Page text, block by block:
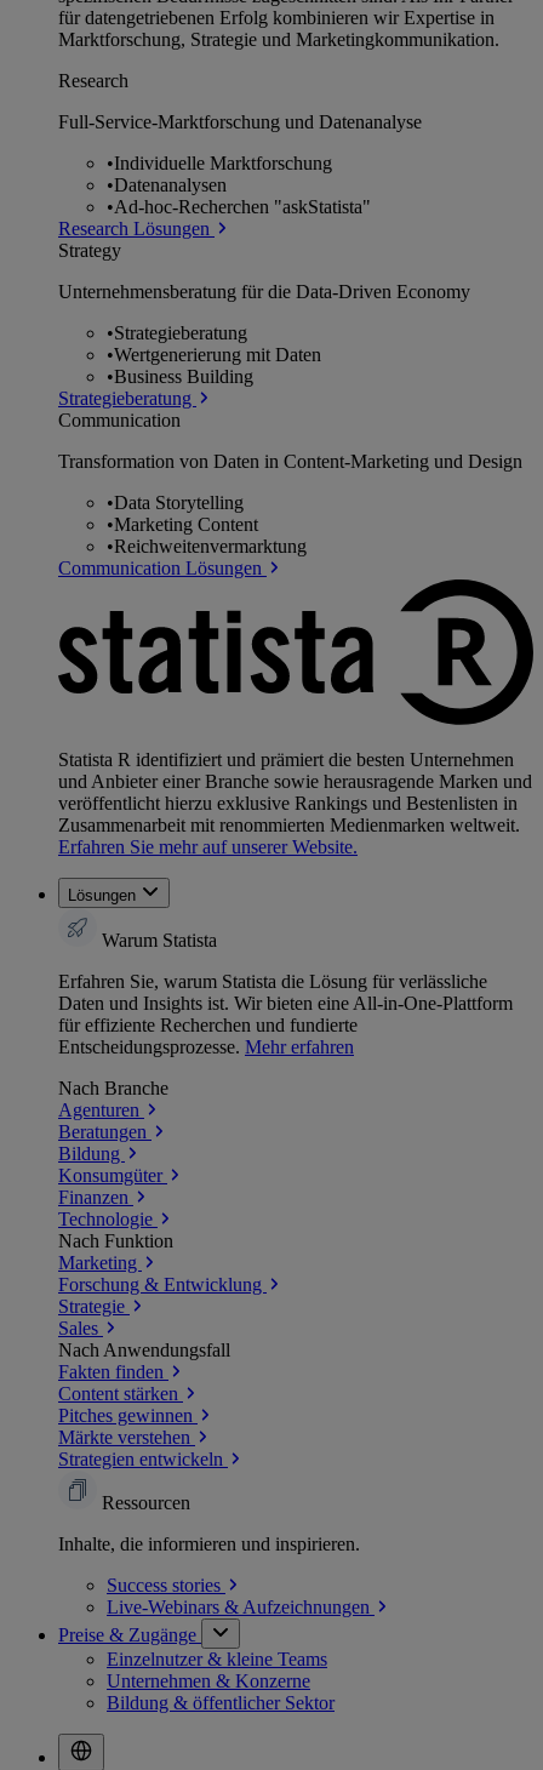
für datengetriebenen Erfolg kombinieren wir Expertise in
Marktforschung, Strategie und Marketingkommunikation.
Research
Full-Service-Marktforschung und Datenanalyse
•Individuelle Marktforschung
•Datenanalysen
•Ad-hoc-Recherchen "askStatista"
Research Lösungen
Strategy
Unternehmens­beratung für die Data-Driven Economy
•Strategieberatung
•Wertgenerierung mit Daten
•Business Building
Strategieberatung
Communication
Transformation von Daten in Content-Marketing und Design
•Data Storytelling
•Marketing Content
•Reichweitenvermarktung
Communication Lösungen
Statista R identifiziert und prämiert die besten Unternehmen
und Anbieter einer Branche sowie herausragende Marken und
veröffentlicht hierzu exklusive Rankings und Bestenlisten in
Zusammenarbeit mit renommierten Medienmarken weltweit.
Erfahren Sie mehr auf unserer Website.
Lösungen
Warum Statista
Erfahren Sie, warum Statista die Lösung für verlässliche
Daten und Insights ist. Wir bieten eine All-in-One-Plattform
für effiziente Recherchen und fundierte
Entscheidungsprozesse. Mehr erfahren
Nach Branche
Agenturen
Beratungen
Bildung
Konsumgüter
Finanzen
Technologie
Nach Funktion
Marketing
Forschung & Entwicklung
Strategie
Sales
Nach Anwendungsfall
Fakten finden
Content stärken
Pitches gewinnen
Märkte verstehen
Strategien entwickeln
Ressourcen
Inhalte, die informieren und inspirieren.
Success stories
Live-Webinars & Aufzeichnungen
Preise & Zugänge
Einzelnutzer & kleine Teams
Unternehmen & Konzerne
Bildung & öffentlicher Sektor